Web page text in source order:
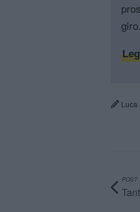
giro.
Luca
POST